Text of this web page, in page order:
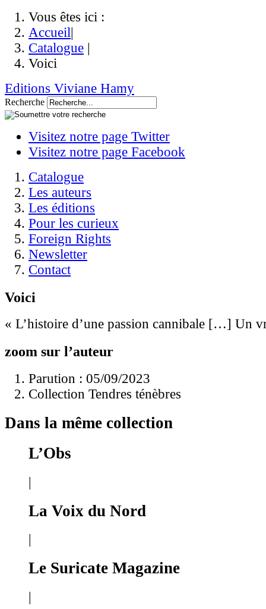
Vous êtes ici :
Accueil|
Catalogue |
Voici
Editions Viviane Hamy
Recherche
Visitez notre page Twitter
Visitez notre page Facebook
Catalogue
Les auteurs
Les éditions
Pour les curieux
Foreign Rights
Newsletter
Contact
Voici
« L’histoire d’une passion cannibale […] Un
zoom sur l’auteur
Parution : 05/09/2023
Collection Tendres ténèbres
Dans la même collection
L’Obs
|
La Voix du Nord
Le Suricate Magazine
|